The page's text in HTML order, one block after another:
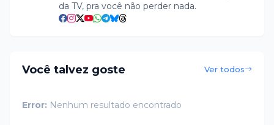
da TV, pra você não perder nada.
Você talvez goste Ver todos
Error: Nenhum resultado encontrado